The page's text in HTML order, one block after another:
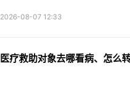
2026-08-07 12:33
医疗救助对象去哪看病、怎么